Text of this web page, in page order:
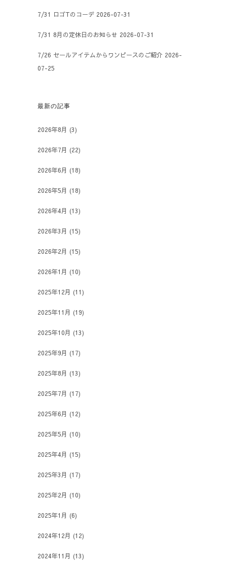
7/31 ロゴTのコーデ 2026-07-31
7/31 8月の定休日のお知らせ 2026-07-31
7/26 セールアイテムからワンピースのご紹介 2026-
07-25
最新の記事
2026年8月 (3)
2026年7月 (22)
2026年6月 (18)
2026年5月 (18)
2026年4月 (13)
2026年3月 (15)
2026年2月 (15)
2026年1月 (10)
2025年12月 (11)
2025年11月 (19)
2025年10月 (13)
2025年9月 (17)
2025年8月 (13)
2025年7月 (17)
2025年6月 (12)
2025年5月 (10)
2025年4月 (15)
2025年3月 (17)
2025年2月 (10)
2025年1月 (6)
2024年12月 (12)
2024年11月 (13)